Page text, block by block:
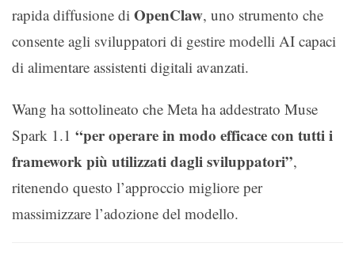
rapida diffusione di OpenClaw, uno strumento che
consente agli sviluppatori di gestire modelli AI capaci
di alimentare assistenti digitali avanzati.
Wang ha sottolineato che Meta ha addestrato Muse
Spark 1.1 “per operare in modo efficace con tutti i
framework più utilizzati dagli sviluppatori”,
ritenendo questo l’approccio migliore per
massimizzare l’adozione del modello.